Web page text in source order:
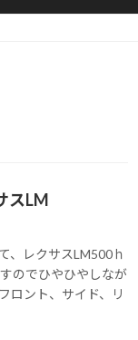
スLM
、レクサスLM500ｈ
のでひやひやしなが
ロント、サイド、リ